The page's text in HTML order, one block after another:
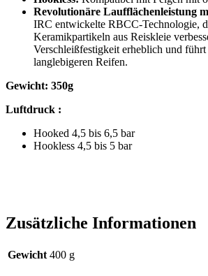
Revolutionäre Laufflächenleistung
IRC entwickelte RBCC-Technologie,
Keramikpartikeln aus Reiskleie
Verschleißfestigkeit erheblich und führt
langlebigeren Reifen.
Gewicht: 350g
Luftdruck :
Hooked 4,5 bis 6,5 bar
Hookless 4,5 bis 5 bar
Zusätzliche Informationen
Gewicht 400 g